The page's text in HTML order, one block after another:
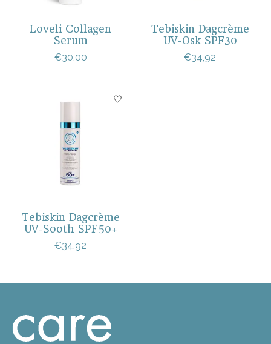
Loveli Collagen
Serum
€30,00
Tebiskin Dagcrème
UV-Osk SPF30
€34,92
Tebiskin Dagcrème
UV-Sooth SPF50+
€34,92